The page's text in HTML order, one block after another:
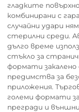
гладките
комбинирани с
случайни удари
стерилни среди.
дълго време
стъкло за
формати
предимства за
приложения.
големи формати
прегради и